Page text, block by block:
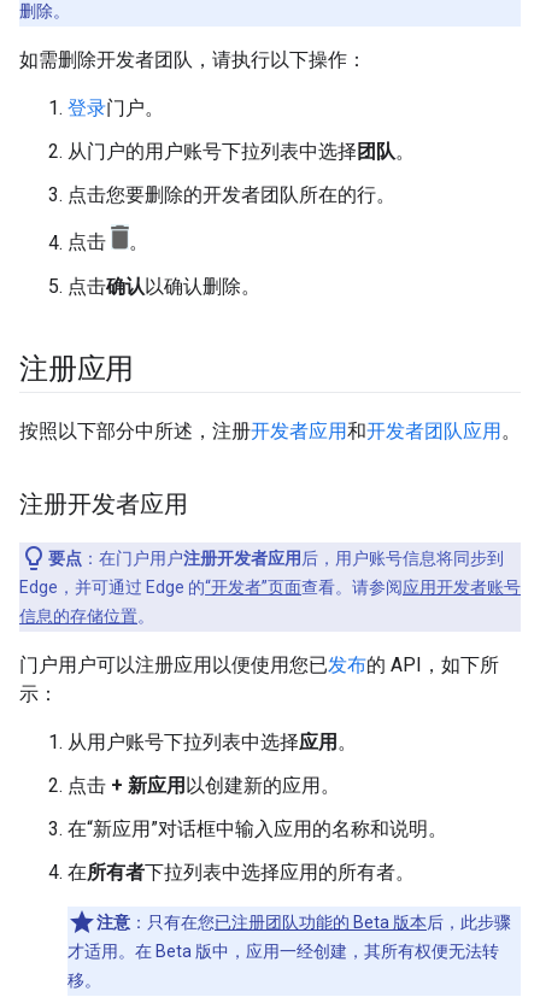
删除。
如需删除开发者团队，请执行以下操作：
登录门户。
从门户的用户账号下拉列表中选择 团队。
点击您要删除的开发者团队所在的行。
点击
。
点击确认以确认删除。
注册应用
按照以下部分中所述，注册开发者应用和开发者团队应用。
注册开发者应用
要点 ：在门户用户注册开发者应用 后，用户账号信息将同步到
Edge，并可通过 Edge 的“开发者”页面查看。请参阅应用开发者账号
信息的存储位置。
门户用户可以注册应用以便使用您已发布的 API，如下所
示：
从用户账号下拉列表中选择应用 。
点击 + 新应用 以创建新的应用。
在“新应用”对话框中输入应用的名称和说明。
在所有者下拉列表中选择应用的所有者。
注意 ：只有在您已注册团队功能的 Beta 版本后，此步骤
才适用。在 Beta 版中，应用一经创建，其所有权便无法转
移。